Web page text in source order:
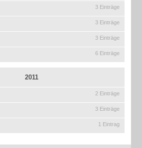
3 Einträge
3 Einträge
3 Einträge
6 Einträge
2011
2 Einträge
3 Einträge
1 Eintrag